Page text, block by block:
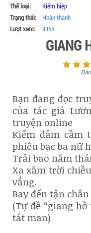
Thể loại:
Kiếm hiệp
Trạng thái:
Hoàn thành
Lượt xem:
9355
GIANG
Bạn đang đọc
của tác giả
truyện online
Kiếm đảm cầm
phiêu bạc ba nữ
Trải bao năm
Xa xăm trời
vắng.
Bay đến tận
(Tự đề “giang
tát man)